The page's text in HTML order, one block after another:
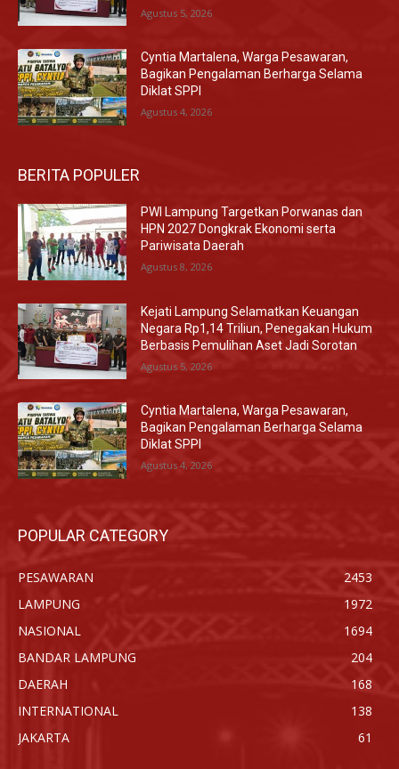
Agustus 5, 2026
Cyntia Martalena, Warga Pesawaran,
Bagikan Pengalaman Berharga Selama
Diklat SPPI
Agustus 4, 2026
BERITA POPULER
PWI Lampung Targetkan Porwanas dan
HPN 2027 Dongkrak Ekonomi serta
Pariwisata Daerah
Agustus 8, 2026
Kejati Lampung Selamatkan Keuangan
Negara Rp1,14 Triliun, Penegakan Hukum
Berbasis Pemulihan Aset Jadi Sorotan
Agustus 5, 2026
Cyntia Martalena, Warga Pesawaran,
Bagikan Pengalaman Berharga Selama
Diklat SPPI
Agustus 4, 2026
POPULAR CATEGORY
PESAWARAN
2453
LAMPUNG
1972
NASIONAL
1694
BANDAR LAMPUNG
204
DAERAH
168
INTERNATIONAL
138
JAKARTA
61